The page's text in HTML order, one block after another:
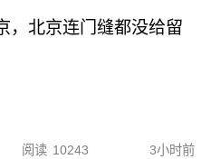
，北京连门缝都没给留
阅读 10243 3小时前